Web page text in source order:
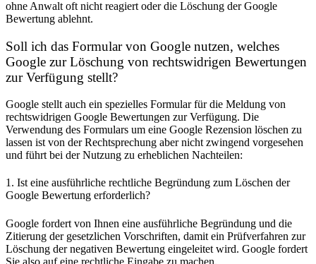
ohne Anwalt oft nicht reagiert oder die Löschung der Google
Bewertung ablehnt.
Soll ich das Formular von Google nutzen, welches
Google zur Löschung von rechtswidrigen Bewertungen
zur Verfügung stellt?
Google stellt auch ein spezielles Formular für die Meldung von
rechtswidrigen Google Bewertungen zur Verfügung. Die
Verwendung des Formulars um eine Google Rezension löschen zu
lassen ist von der Rechtsprechung aber nicht zwingend vorgesehen
und führt bei der Nutzung zu erheblichen Nachteilen:
1. Ist eine ausführliche rechtliche Begründung zum Löschen der
Google Bewertung erforderlich?
Google fordert von Ihnen eine ausführliche Begründung und die
Zitierung der gesetzlichen Vorschriften, damit ein Prüfverfahren zur
Löschung der negativen Bewertung eingeleitet wird. Google fordert
Sie also auf eine rechtliche Eingabe zu machen.